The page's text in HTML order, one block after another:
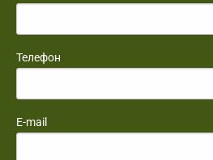
Телефон
E-mail